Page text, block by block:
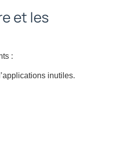
et les
:
inutiles.